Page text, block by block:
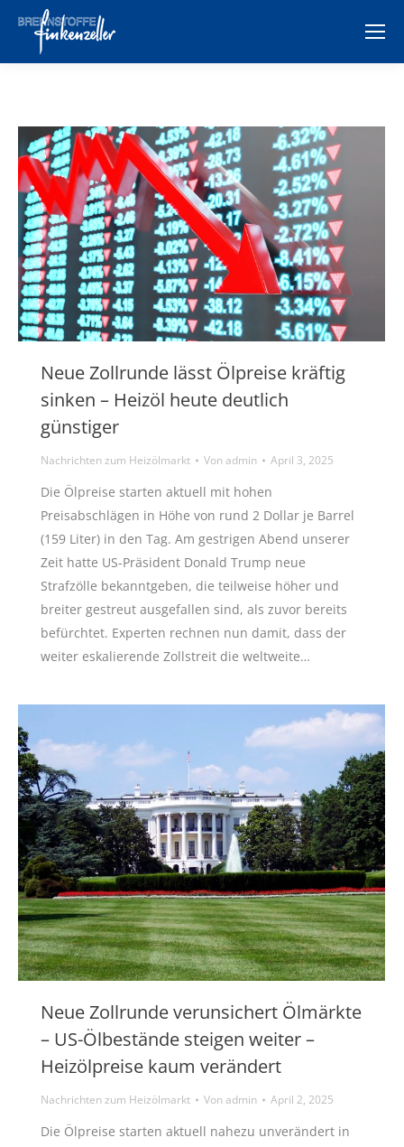
Neue Zollrunde lässt Ölpreise kräftig
sinken – Heizöl heute deutlich
günstiger
Nachrichten zum Heizölmarkt Vonadmin April 3, 2025
Die Ölpreise starten aktuell mit hohen
Preisabschlägen in Höhe von rund 2 Dollar je Barrel
(159 Liter) in den Tag. Am gestrigen Abend unserer
Zeit hatte US-Präsident Donald Trump neue
Strafzölle bekanntgeben, die teilweise höher und
breiter gestreut ausgefallen sind, als zuvor bereits
befürchtet. Experten rechnen nun damit, dass der
weiter eskalierende Zollstreit die weltweite…
Neue Zollrunde verunsichert Ölmärkte
– US-Ölbestände steigen weiter –
Heizölpreise kaum verändert
Nachrichten zum Heizölmarkt Vonadmin April 2, 2025
Die Ölpreise starten aktuell nahezu unverändert in